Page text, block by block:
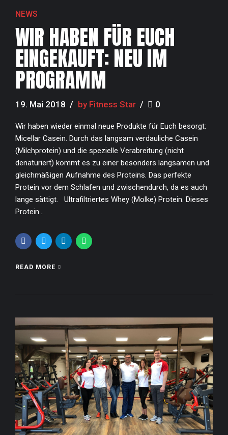
NEWS
WIR HABEN FÜR EUCH
EINGEKAUFT: NEU IM
PROGRAMM
19. Mai 2018 by Fitness Star 0
Wir haben wieder einmal neue Produkte für Euch besorgt:
Micellar Casein. Durch das langsam verdauliche Casein
(Milchprotein) und die spezielle Verabreitung (nicht
denaturiert) kommt es zu einer besonders langsamen und
gleichmäßigen Aufnahme des Proteins. Das perfekte
Protein vor dem Schlafen und zwischendurch, da es auch
lange sättigt. Ultrafiltriertes Whey (Molke) Protein. Dieses
Protein...
READ MORE